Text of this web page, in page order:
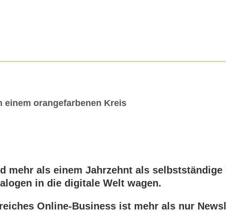
mehr als einem Jahrzehnt als
in die digitale Welt wagen.
Online-Business ist mehr als nur